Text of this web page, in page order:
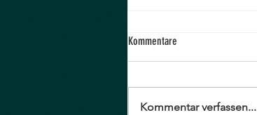
Verkaufsfläche
Kommentare
Kommentar verfassen...